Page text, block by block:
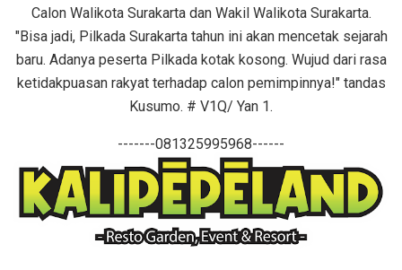
Calon Walikota Surakarta dan Wakil Walikota Surakarta.
"Bisa jadi, Pilkada Surakarta tahun ini akan mencetak sejarah
baru. Adanya peserta Pilkada kotak kosong. Wujud dari rasa
ketidakpuasan rakyat terhadap calon pemimpinnya!" tandas
Kusumo. # V1Q/ Yan 1.
-------081325995968------